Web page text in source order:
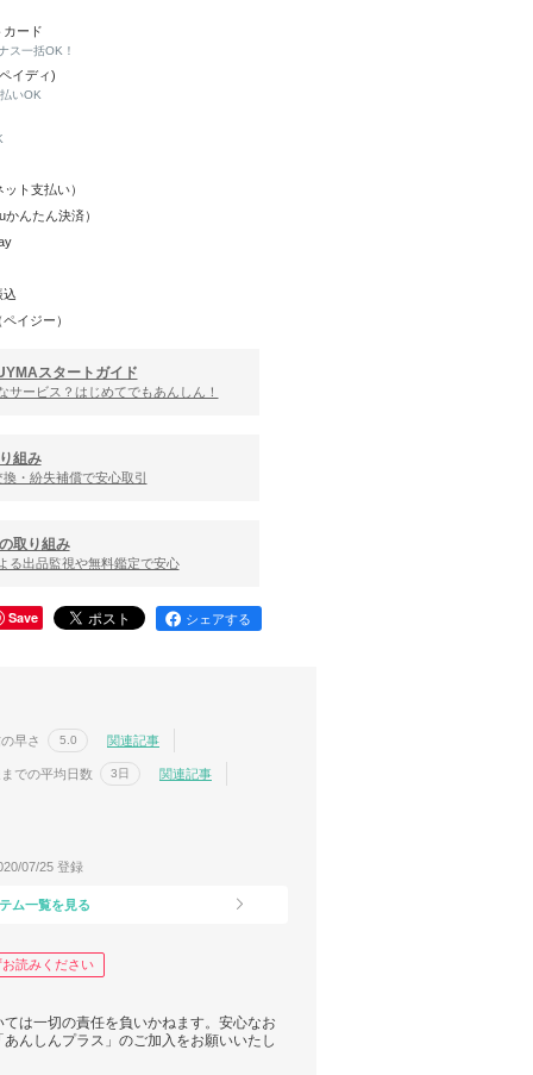
カード
ス一括OK！
イディ)
いOK
ット支払い）
かんたん決済）
込
イジー）
スタートガイド
サービス？はじめてでもあんしん！
組み
・紛失補償で安心取引
取り組み
る出品監視や無料鑑定で安心
Save シェアする
早さ 5.0 関連記事
での平均日数 3日 関連記事
07/25 登録
ム一覧を見る
読みください
は一切の責任を負いかねます。安心なお
んしんプラス」のご加入をお願いいたし